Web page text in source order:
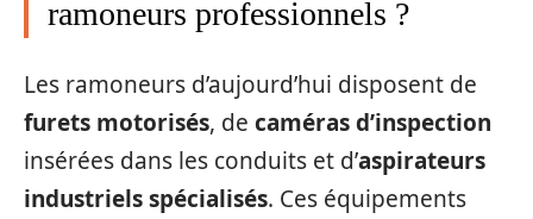
ramoneurs professionnels ?
Les ramoneurs d’aujourd’hui disposent de
furets motorisés, de caméras d’inspection
insérées dans les conduits et d’aspirateurs
industriels spécialisés. Ces équipements